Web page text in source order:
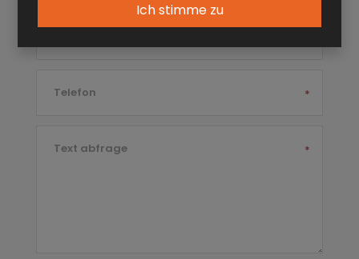
Ich stimme zu
Telefon *
Text abfrage *